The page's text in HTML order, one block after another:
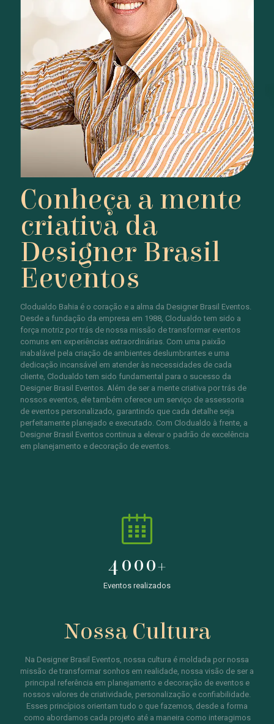
Conheça a mente
criativa da
Designer Brasil
Eeventos
Clodualdo Bahia é o coração e a alma da Designer Brasil Eventos.
Desde a fundação da empresa em 1988, Clodualdo tem sido a
força motriz por trás de nossa missão de transformar eventos
comuns em experiências extraordinárias. Com uma paixão
inabalável pela criação de ambientes deslumbrantes e uma
dedicação incansável em atender às necessidades de cada
cliente, Clodualdo tem sido fundamental para o sucesso da
Designer Brasil Eventos. Além de ser a mente criativa por trás de
nossos eventos, ele também oferece um serviço de assessoria
de eventos personalizado, garantindo que cada detalhe seja
perfeitamente planejado e executado. Com Clodualdo à frente, a
Designer Brasil Eventos continua a elevar o padrão de excelência
em planejamento e decoração de eventos.
4000+
Eventos realizados
Nossa Cultura
Na Designer Brasil Eventos, nossa cultura é moldada por nossa
missão de transformar sonhos em realidade, nossa visão de ser a
principal referência em planejamento e decoração de eventos e
nossos valores de criatividade, personalização e confiabilidade.
Esses princípios orientam tudo o que fazemos, desde a forma
como abordamos cada projeto até a maneira como interagimos